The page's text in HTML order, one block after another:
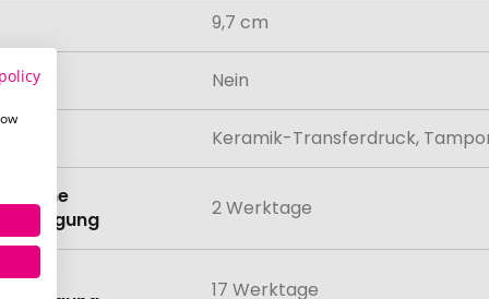
9,7 cm
Nein
Keramik-Transferdruck,
ohne
2 Werktage
mit
17 Werktage